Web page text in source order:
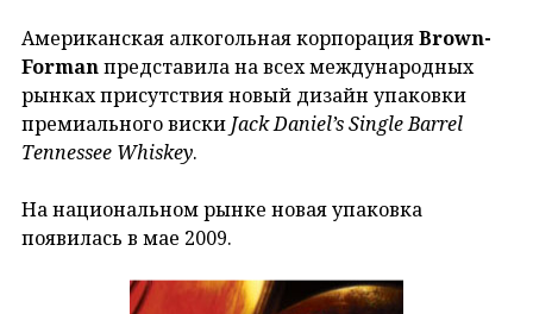
Американская алкогольная корпорацияBrown-
Formanпредставила на всех международных
рынках присутствия новый дизайн упаковки
премиального виски Jack Daniel’s Single Barrel
Tennessee Whiskey.
На национальном рынке новая упаковка
появилась в мае 2009.